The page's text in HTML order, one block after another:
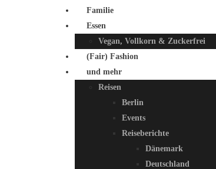
Familie
Essen
Vegan, Vollkorn & Zuckerfrei
(Fair) Fashion
und mehr
Reisen
Berlin
Events
Reiseberichte
Dänemark
Deutschland